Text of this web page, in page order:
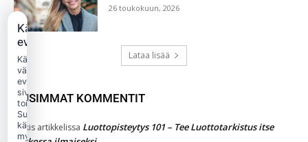
26 toukokuun, 2026
Lataa lisää
UUSIMMAT KOMMENTIT
Jukkis artikkelissa Luottopisteytys 101 – Tee Luottotarkistus itse
Käytämme
evästeitä
Käytämme
välttämättömiä
evästeitä
sivuston
toimintaan.
Suostumuksellasi
käytämme
myös